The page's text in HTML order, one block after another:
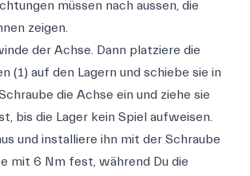
müssen nach aussen, die
zeigen.
der Achse. Dann platziere die
(1) auf den Lagern und schiebe sie in
die Achse ein und ziehe sie
bis die Lager kein Spiel aufweisen.
und installiere ihn mit der Schraube
mit 6 Nm fest, während Du die